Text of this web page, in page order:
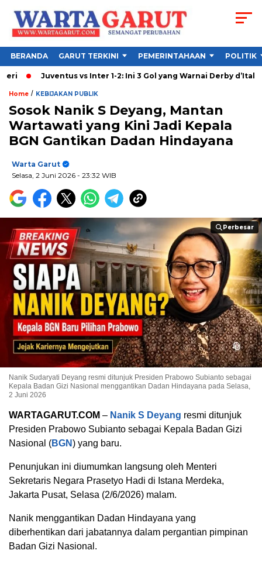
BERANDA GARUT TERKINI PEMERINTAHAAN POLITIK
Juventus vs Inter 1-2: Ini 3 Gol yang Warnai Derby d’Italia
Home / KEBIJAKAN PUBLIK
Sosok Nanik S Deyang, Mantan
Wartawati yang Kini Jadi Kepala
BGN Gantikan Dadan Hindayana
Warta Garut
Selasa, 2 Juni 2026 - 23:32 WIB
Perbesar
Perbesar
Nanik Sudaryati Deyang resmi ditunjuk Presiden Prabowo Subianto sebagai
Kepala Badan Gizi Nasional menggantikan Dadan Hindayana pada Selasa,
2 Juni 2026
WARTAGARUT.COM – Nanik S Deyang resmi ditunjuk
Presiden Prabowo Subianto sebagai Kepala Badan Gizi
Nasional (BGN) yang baru.
Penunjukan ini diumumkan langsung oleh Menteri
Sekretaris Negara Prasetyo Hadi di Istana Merdeka,
Jakarta Pusat, Selasa (2/6/2026) malam.
Nanik menggantikan Dadan Hindayana yang
diberhentikan dari jabatannya dalam pergantian pimpinan
Badan Gizi Nasional.